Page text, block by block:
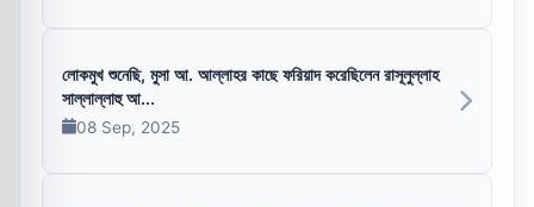
লোকমুখ শুনেছি, মুসা আ. আল্লাহর কাছে ফরিয়াদ করেছিলেন রাসূলুল্লাহ
সাল্লাল্লাহু আ...
08 Sep, 2025